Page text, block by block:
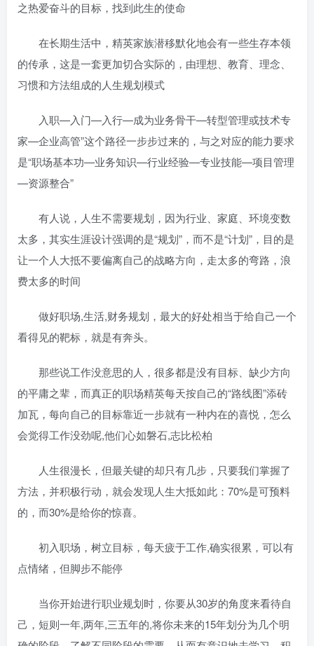
之热爱奋斗的目标，找到此生的使命
在长期生活中，精英家族潜移默化地会有一些生存本领
的传承，这是一套更加切合实际的，由理想、教育、理念、
习惯和方法组成的人生规划模式
入职—入门—入行—成为业务骨干—转型管理或技术专
家—企业高管”这个路径一步步过来的，与之对应的能力要求
是“职场基本功—业务知识—行业经验—专业技能—项目管理
—资源整合”
有人说，人生不需要规划，因为行业、家庭、环境变数
太多，其实生涯设计强调的是“规划”，而不是“计划”，目的是
让一个人大抵不要偏离自己的战略方向，走太多的弯路，浪
费太多的时间
做好职场,生活,财务规划，最大的好处相当于给自己一个
看得见的靶标，就是有奔头。
那些说工作没意思的人，很多都是没有目标、缺少方向
的平庸之辈，而真正的职场精英每天按自己的“路线图”添砖
加瓦，每向自己的目标靠近一步就有一种内在的喜悦，怎么
会觉得工作没劲呢,他们心如磐石,志比松柏
人生很漫长，但最关键的却只有几步，只要我们掌握了
方法，并积极行动，就会发现人生大抵如此：70%是可预料
的，而30%是给你的惊喜。
初入职场，树立目标，每天疲于工作,确实很累，可以有
点情绪，但脚步不能停
当你开始进行职业规划时，你要从30岁的角度来看待自
己，短则一年,两年,三五年的,将你未来的15年划分为几个明